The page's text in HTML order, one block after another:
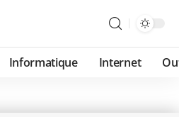
Informatique Internet